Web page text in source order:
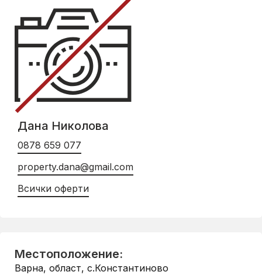
Дана Николова
0878 659 077
property.dana@gmail.com
Всички оферти
Местоположение:
Варна, област, с.Константиново